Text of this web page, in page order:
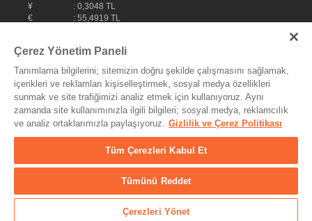
¥
: 0,3048 TL
€
: 55,4919 TL
Bilişim Teknolojileri,
© Copyright 2004 - 2026 MyDukkan Müzik Market Tic. ve San Ltd.
Şti. - Her Hakkı Saklıdır.
25.628
Çerez Yönetim Paneli
Tanımlama bilgilerini; sitemizin doğru şekilde çalışmasını sağlamak,
içerikleri ve reklamları kişiselleştirmek, sosyal medya özellikleri
sunmak ve site trafiğimizi analiz etmek için kullanıyoruz. Aynı
zamanda site kullanımınızla ilgili bilgileri; sosyal medya, reklamcılık
ve analiz ortaklarımızla paylaşıyoruz. Gizlilik ve Çerez Politikası
Tüm Çerezleri Kabul Et
Tümünü Reddet
Çerezleri Yönet